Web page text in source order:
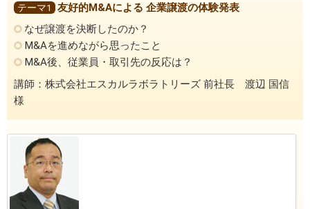
テーマ1
友好的M&Aによる 企業譲渡の体験発表
なぜ譲渡を決断したのか？
M&Aを進めながら思ったこと
M&A後、従業員・取引先の反応は？
講師：株式会社エスカルラボラトリーズ 前社長 渡辺 国信
様